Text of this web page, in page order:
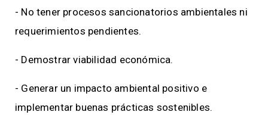
- No tener procesos sancionatorios ambientales ni
requerimientos pendientes.
- Demostrar viabilidad económica.
- Generar un impacto ambiental positivo e
implementar buenas prácticas sostenibles.